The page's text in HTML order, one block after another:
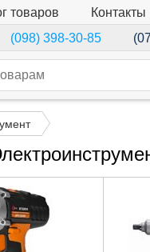
товаров Контакты
(098) 398-30-85